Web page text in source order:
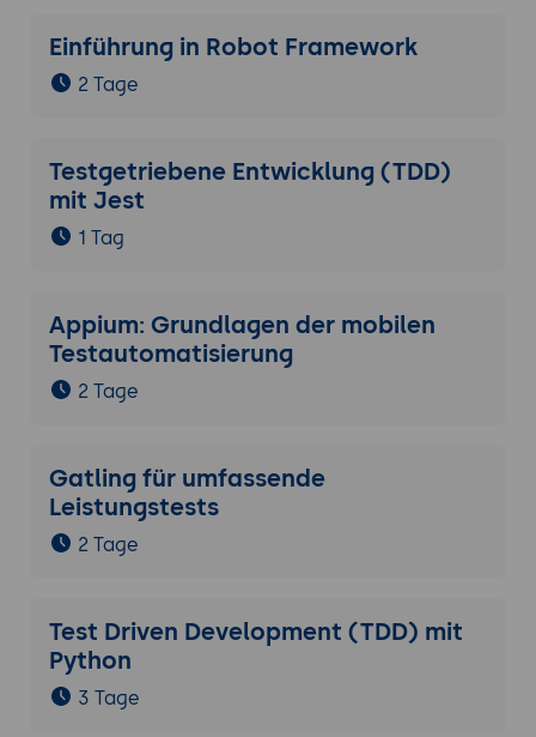
Einführung in Robot Framework
2 Tage
Testgetriebene Entwicklung (TDD)
mit Jest
1 Tag
Appium: Grundlagen der mobilen
Testautomatisierung
2 Tage
Gatling für umfassende
Leistungstests
2 Tage
Test Driven Development (TDD) mit
Python
3 Tage